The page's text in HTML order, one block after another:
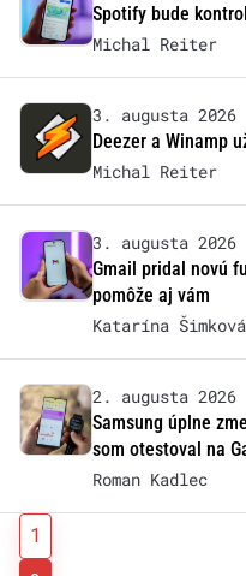
Spotify bude
Michal Reiter
3. augusta 2026
Deezer a Winamp
Michal Reiter
3. augusta 2026
Gmail pridal novú
pomôže aj vám
Katarína Šimková
2. augusta 2026
Samsung úplne
som otestoval na
Roman Kadlec
1